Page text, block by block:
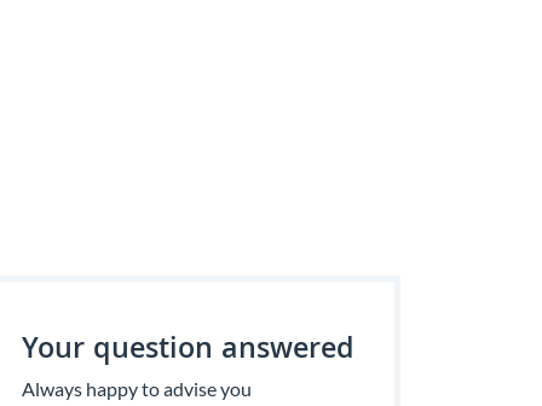
Your question answered
Always happy to advise you